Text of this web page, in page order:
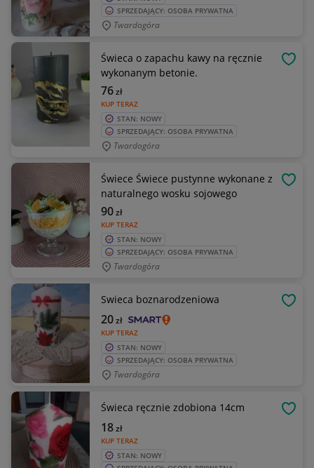
SPRZEDAJĄCY: OSOBA PRYWATNA
Twardogóra
Świeca o zapachu kawy na ręcznie
wykonanym betonie.
KUP TERAZ
76zł
STAN: NOWY
SPRZEDAJĄCY: OSOBA PRYWATNA
Twardogóra
Świece Świece pustynne wykonane z
naturalnego wosku sojowego
KUP TERAZ
90zł
STAN: NOWY
SPRZEDAJĄCY: OSOBA PRYWATNA
Twardogóra
Swieca boznarodzeniowa
KUP TERAZ
20zł
STAN: NOWY
SPRZEDAJĄCY: OSOBA PRYWATNA
Twardogóra
Świeca ręcznie zdobiona 14cm
KUP TERAZ
18zł
STAN: NOWY